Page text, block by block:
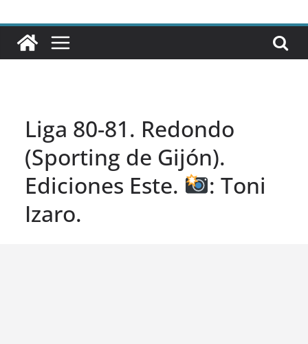
Liga 80-81. Redondo
(Sporting de Gijón).
Ediciones Este.
: Toni
Izaro.